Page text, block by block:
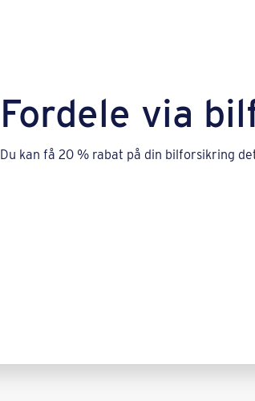
Fordele via
Du kan få 20 % rabat på din bilforsikring